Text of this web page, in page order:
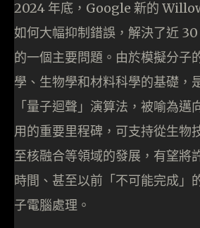
2024 年底，Google 新的
如何大幅抑制錯誤，解決了近
的一個主要問題。由於模擬分子
學、生物學和材料科學的基礎，
「量子迴聲」演算法，被喻為邁
用的重要里程碑，可支持從生物
至核融合等領域的發展，有望將
時間、甚至以前「不可能完成」
子電腦處理。